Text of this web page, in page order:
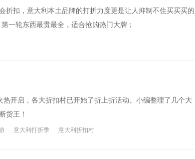
折扣，意大利本土品牌的打折力度更是让人抑制不住买买买的
一轮东西最贵最全，适合抢购热门大牌；
开启，各大折扣村已开始了折上折活动。小编整理了几个大
货王！
意大利打折季 意大利折扣村